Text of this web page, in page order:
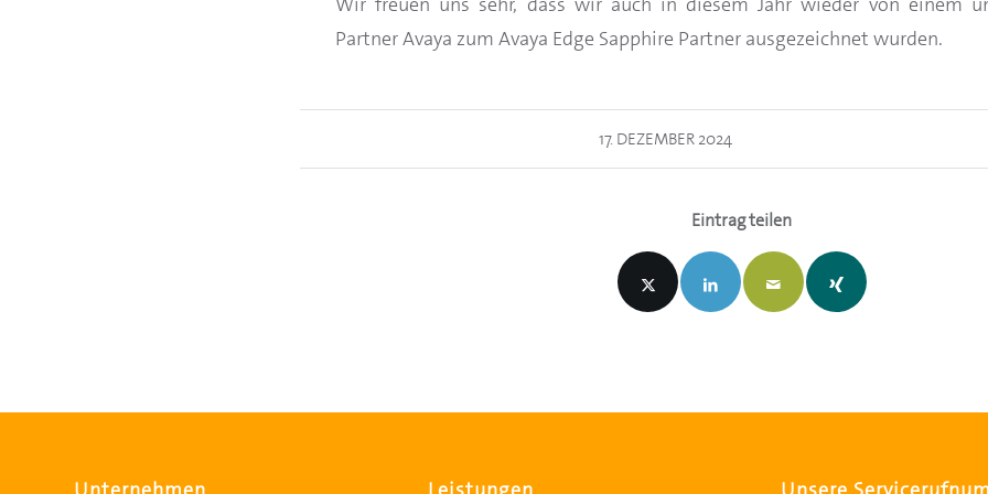
PartnerAvaya zum Avaya Edge Sapphire Partner ausgezeichnet wurden.
17. DEZEMBER 2024
Eintrag teilen